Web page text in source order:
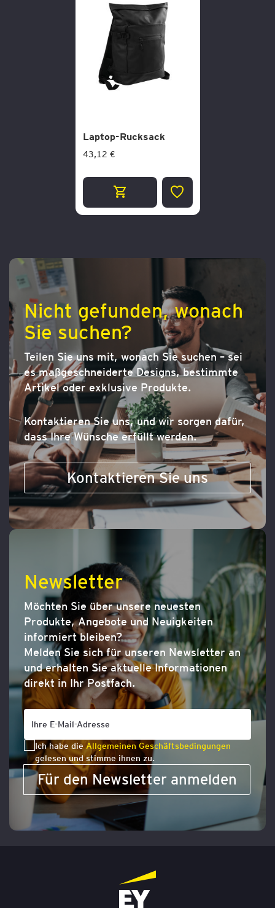
Laptop-Rucksack
43,12 €
ZUR
Nicht gefunden, wonach
Sie suchen?
Teilen Sie uns mit, wonach Sie suchen – sei
es maßgeschneiderte Designs, bestimmte
Artikel oder exklusive Produkte.
Kontaktieren Sie uns, und wir sorgen dafür,
dass Ihre Wünsche erfüllt werden.
Kontaktieren Sie uns
Newsletter
Möchten Sie über unsere neuesten
Produkte, Angebote und Neuigkeiten
informiert bleiben?
Melden Sie sich für unseren Newsletter an
und erhalten Sie aktuelle Informationen
direkt in Ihr Postfach.
Ich habe dieAllgemeinen Geschäftsbedingungen
gelesen und stimme ihnen zu.
Für den Newsletter anmelden